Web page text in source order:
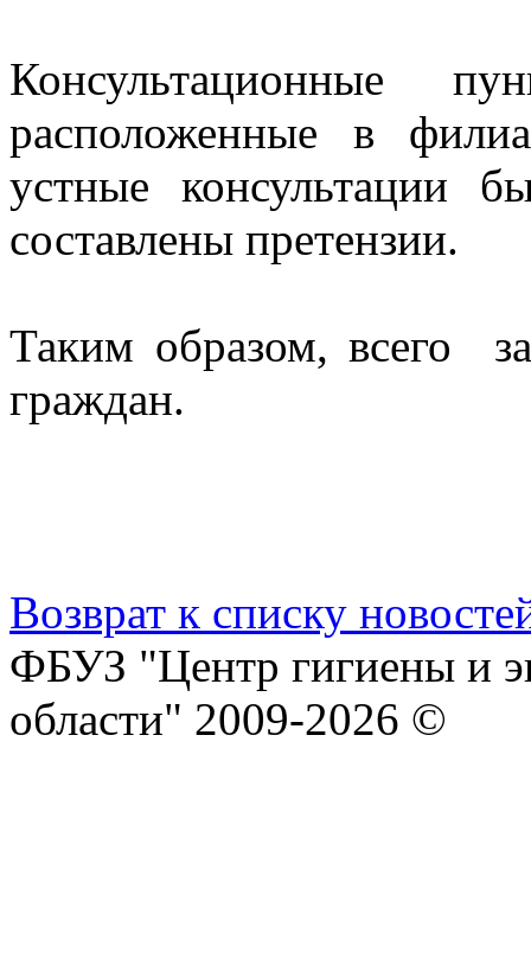
Консультационные
расположенные в
устные консультации
составлены претензии.
Таким образом, всего
граждан.
Возврат к списку
ФБУЗ "Центр гигиены и
области" 2009-2026 ©